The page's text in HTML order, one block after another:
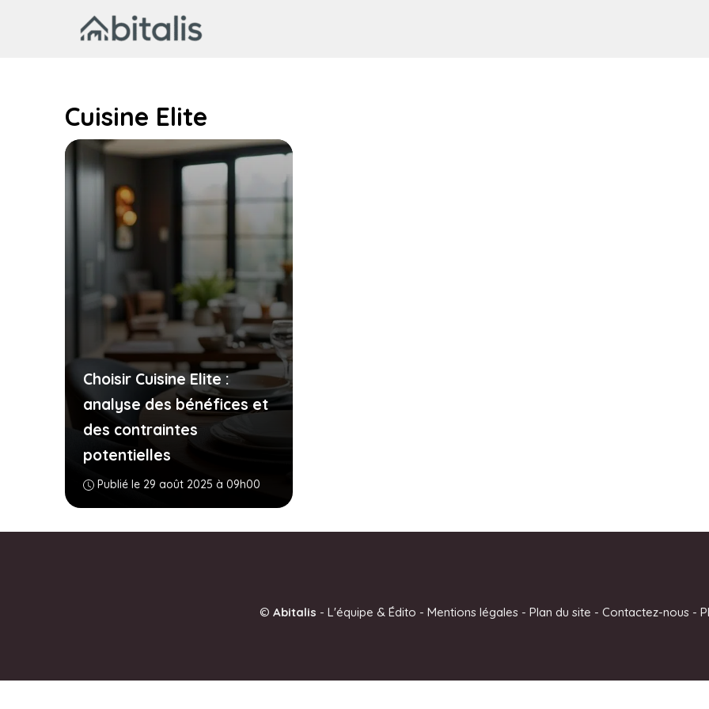
Cuisine Elite
Choisir Cuisine Elite :
analyse des bénéfices et
des contraintes
potentielles
Publié le 29 août 2025 à 09h00
© Abitalis - L'équipe & Édito - Mentions légales- Plan du site - Contactez-nous-